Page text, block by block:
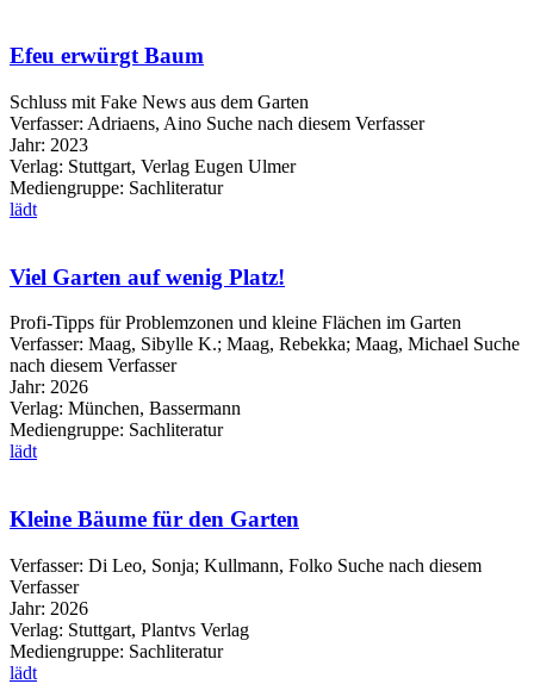
Efeu erwürgt Baum
Schluss mit Fake News aus dem Garten
Verfasser: Adriaens, Aino Suche nach diesem Verfasser
Jahr: 2023
Verlag: Stuttgart, Verlag Eugen Ulmer
Mediengruppe: Sachliteratur
lädt
Viel Garten auf wenig Platz!
Profi-Tipps für Problemzonen und kleine Flächen im Garten
Verfasser: Maag, Sibylle K.; Maag, Rebekka; Maag, Michael Suche
nach diesem Verfasser
Jahr: 2026
Verlag: München, Bassermann
Mediengruppe: Sachliteratur
lädt
Kleine Bäume für den Garten
Verfasser: Di Leo, Sonja; Kullmann, Folko Suche nach diesem
Verfasser
Jahr: 2026
Verlag: Stuttgart, Plantvs Verlag
Mediengruppe: Sachliteratur
lädt